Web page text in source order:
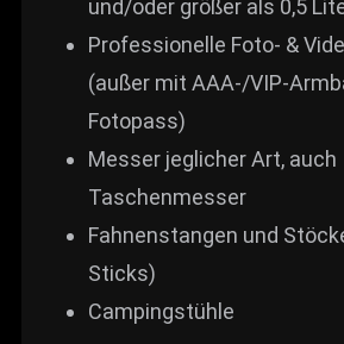
und/oder größer als 0,5
Professionelle Foto- &
(außer mit AAA-/VIP-
Fotopass)
Messer jeglicher Art, auch
Taschenmesser
Fahnenstangen und
Sticks)
Campingstühle